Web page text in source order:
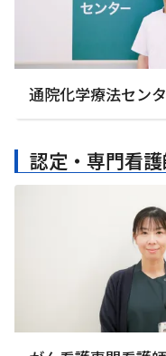
通院化学療法セン
認定・専門看